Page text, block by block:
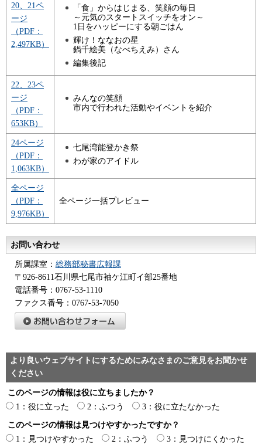
20、21ペ
ージ
（PDF：
2,497KB）
「食」からはじまる、笑顔の毎日
～元気のスタートスイッチをオン～
1日をハッピーにする朝ごはん
輝け！ななおの星
鍋千絵美（なべちえみ）さん
編集後記
22、23ペ
ージ
（PDF：
653KB）
みんなの笑顔
市内で行われた活動やイベントを紹介
24ページ
（PDF：
1,063KB）
七尾湾能登かき祭
わが家のアイドル
全ページ
（PDF：
9,976KB）
全ページ一括プレビュー
お問い合わせ
所属課室： 総務部秘書広報課
〒926-8611石川県七尾市袖ケ江町イ部25番地
電話番号：0767-53-1110
ファクス番号：0767-53-7050
より良いウェブサイトにするためにみなさまのご意見をお聞かせ
ください
このページの情報は役に立ちましたか？
1：役に立った
2：ふつう 3：役に立たなかった
このページの情報は見つけやすかったですか？
1：見つけやすかった
2：ふつう 3：見つけにくかった